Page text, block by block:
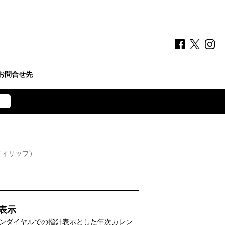
問合せ先
リップ）
示
ダイヤルでの指針表示とした年次カレン